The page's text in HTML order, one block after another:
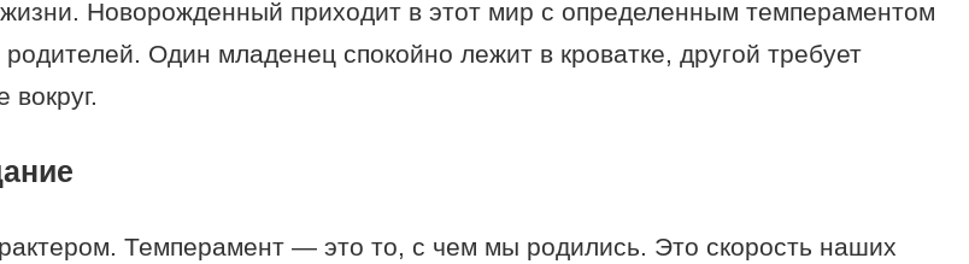
Новорожденный приходит в этот мир с определенным темпераментом
Один младенец спокойно лежит в кроватке, другой требует
Темперамент — это то, с чем мы родились. Это скорость наших